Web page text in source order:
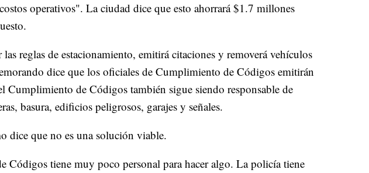
operativos". La ciudad dice que esto ahorrará $1.7 millones
reglas de estacionamiento, emitirá citaciones y removerá vehículos
dice que los oficiales de Cumplimiento de Códigos emitirán
Cumplimiento de Códigos también sigue siendo responsable de
basura, edificios peligrosos, garajes y señales.
dice que no es una solución viable.
Códigos tiene muy poco personal para hacer algo. La policía tiene